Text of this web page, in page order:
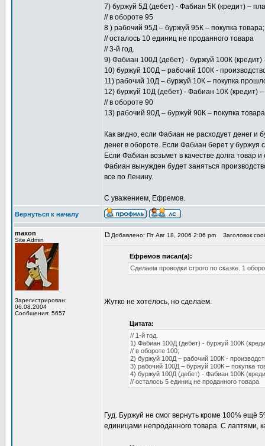
7) буржуй 5Д (дебет) - Фабиан 5К (кредит) –
// в обороте 95
8 ) рабочий 95Д – буржуй 95К – покупка товара;
// осталось 10 единиц не проданного товара
// 3-й год.
9) Фабиан 100Д (дебет) - буржуй 100К (кредит)
10) буржуй 100Д – рабочий 100К -
11) рабочий 10Д – буржуй 10К – покупка
12) буржуй 10Д (дебет) - Фабиан 10К (кредит)
// в обороте 90
13) рабочий 90Д – буржуй 90К – покупка
Как видно, если Фабиан не расходует денег и
денег в обороте. Если Фабиан берет у буржуя
Если Фабиан возьмет в качестве долга товар
Фабиан вынужден будет заняться
все по Ленину.
С уважением, Ефремов.
Вернуться к началу
maxon
Site Admin
Зарегистрирован:
06.08.2004
Сообщения: 5657
Добавлено: Пт Авг 18, 2006 2:06 pm Заголовок
Ефремов писал(а):
Сделаем проводки строго по сказке. 1
Жутко не хотелось, но сделаем.
Цитата:
// 1-й год.
1) Фабиан 100Д (дебет) - буржуй 100К
// в обороте 100;
2) буржуй 100Д – рабочий 100К -
3) рабочий 100Д – буржуй 100К – покупка
4) буржуй 100Д (дебет) - Фабиан 100К
// осталось 5 единиц не проданного товара
Гуд. Буржуй не смог вернуть кроме 100%
единицами непроданного товара. С лаптями,